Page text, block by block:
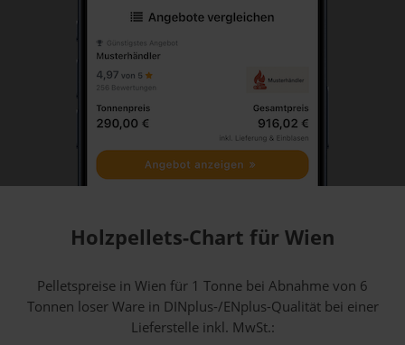
Holzpellets-Chart für Wien
Pelletspreise in Wien für 1 Tonne bei Abnahmevon 6
Tonnen loser Warein DINplus-/ENplus-Qualität bei einer
Lieferstelle inkl. MwSt.: